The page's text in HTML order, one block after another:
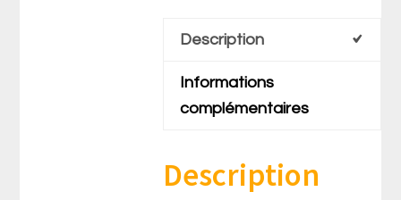
Description
Informations
complémentaires
Description